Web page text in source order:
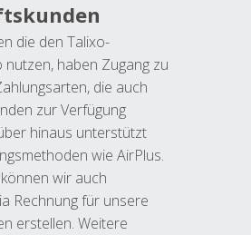
die den Talixo-
nutzen, haben Zugang zu
die auch
zur Verfügung
hinaus unterstützt
wie AirPlus.
wir auch
Rechnung für unsere
erstellen. Weitere